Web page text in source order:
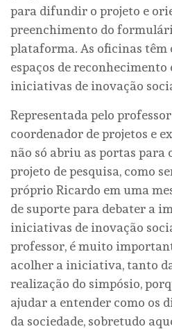
para difundir o projeto e
preenchimento do
plataforma. As oficinas têm
espaços de reconhecimento
iniciativas de inovação
Representada pelo
coordenador de projetos e
não só abriu as portas para
projeto de pesquisa, como
próprio Ricardo em uma
de suporte para debater a
iniciativas de inovação
professor, é muito
acolher a iniciativa, tanto
realização do simpósio,
ajudar a entender como os
da sociedade, sobretudo